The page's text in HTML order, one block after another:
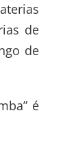
de
de
é